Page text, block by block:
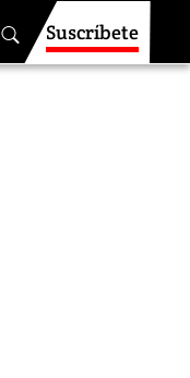
Suscríbete